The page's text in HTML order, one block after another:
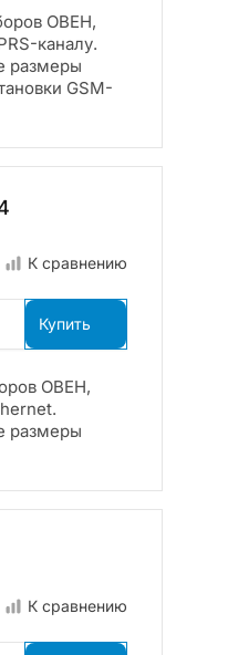
ОВЕН,
каналу.
размеры
GSM-
К сравнению
Купить
ОВЕН,
размеры
К сравнению